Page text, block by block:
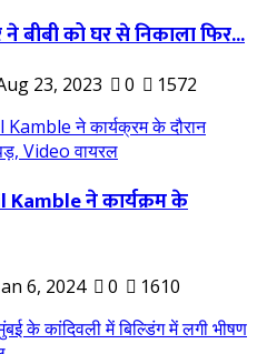
बीबी को घर से निकाला फिर...
23, 2023 0 1572
Kamble ने कार्यक्रम के
6, 2024 0 1610